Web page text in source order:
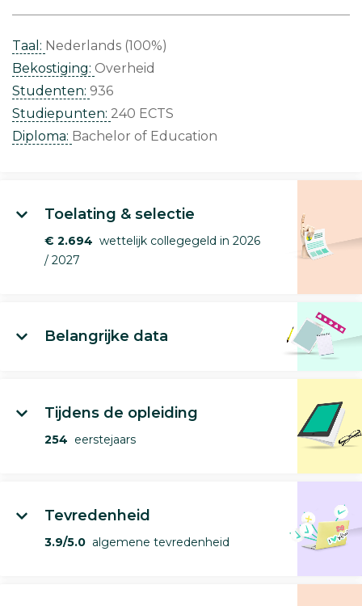
Taal: Nederlands (100%)
Bekostiging: Overheid
Studenten: 936
Studiepunten: 240 ECTS
Diploma: Bachelor of Education
Toelating & selectie
€ 2.694 wettelijk collegegeld in 2026
/ 2027
Belangrijke data
Tijdens de opleiding
254 eerstejaars
Tevredenheid
3.9/5.0 algemene tevredenheid